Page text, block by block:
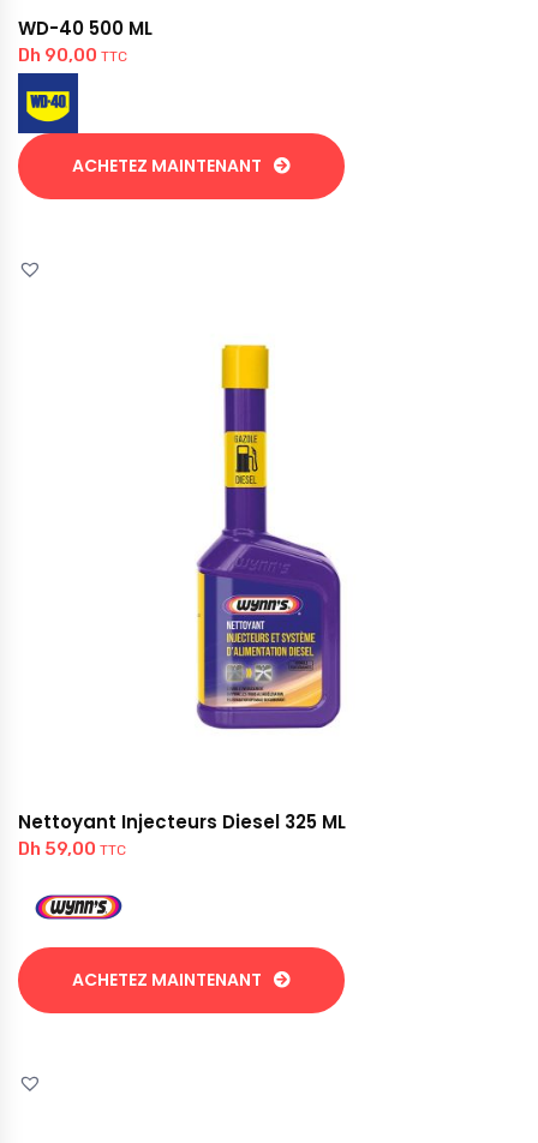
WD-40 500 ML
Dh 90,00 TTC
ACHETEZ MAINTENANT
Nettoyant Injecteurs Diesel 325 ML
Dh 59,00 TTC
ACHETEZ MAINTENANT